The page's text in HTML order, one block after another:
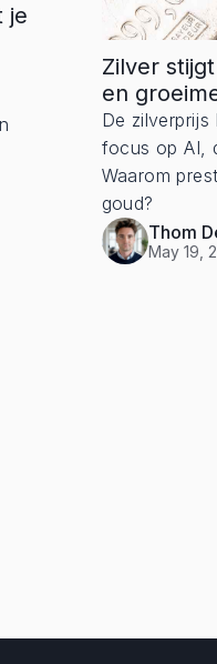
je
Zilver
en
De zilverprijs
focus op AI,
Waarom
goud?
Thom
May 19,